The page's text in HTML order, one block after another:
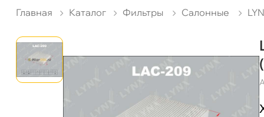
Главная Катало Фильтры Салонные